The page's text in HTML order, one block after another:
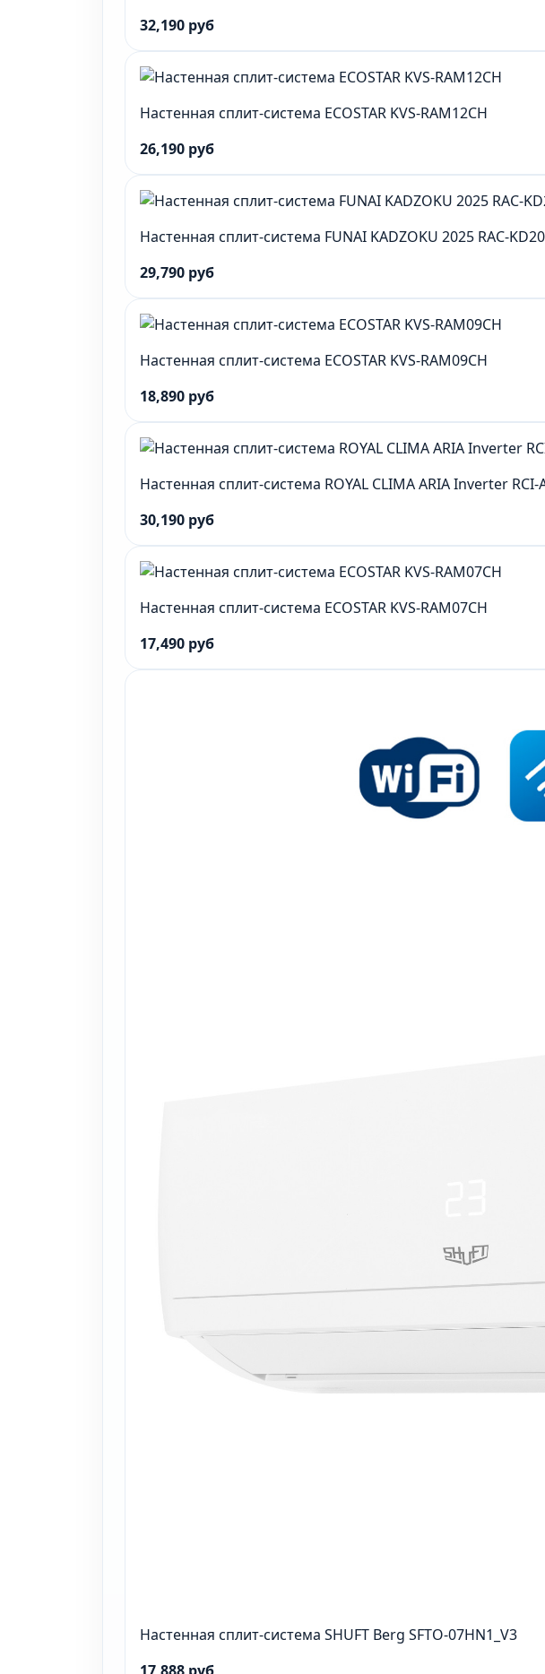
32,190 руб
Настенная сплит-система ECOSTAR KVS-RAM12CH
26,190 руб
Настенная сплит-система FUNAI KADZOKU 2025 RAC-
29,790 руб
Настенная сплит-система ECOSTAR KVS-RAM09CH
18,890 руб
Настенная сплит-система ROYAL CLIMA ARIA Inverter RCI-
30,190 руб
Настенная сплит-система ECOSTAR KVS-RAM07CH
17,490 руб
Настенная сплит-система SHUFT Berg SFTO-07HN1_V3